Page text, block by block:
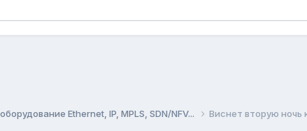
Ethernet, IP, MPLS, SDN/NFV... Виснет вторую ночь